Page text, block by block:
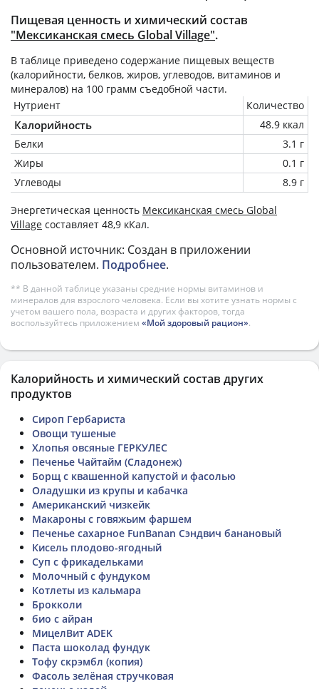
Пищевая ценность и химический состав
"Мексиканская смесь Global Village".
В таблице приведено содержание пищевых веществ
(калорийности, белков, жиров, углеводов, витаминов и
минералов) на 100 грамм съедобной части.
Нутриент
Количество
Калорийность
48.9 ккал
Белки
3.1 г
Жиры
0.1 г
Углеводы
8.9 г
Энергетическая ценность Мексиканская смесь Global
Village составляет 48,9 кКал.
Основной источник: Создан в приложении
пользователем. Подробнее.
** В данной таблице указаны средние нормы витаминов и
минералов для взрослого человека. Если вы хотите узнать нормы с
учетом вашего пола, возраста и других факторов, тогда
воспользуйтесь приложением «Мой здоровый рацион».
Калорийность и химический состав других
продуктов
Сироп Гербариста
Овощи тушеные
Хлопья овсяные ГЕРКУЛЕС
Печенье Чайтайм (Сладонеж)
Борщ с квашенной капустой и фасолью
Оладушки из крупы и кабачка
Американский чизкейк
Макароны с говяжьим фаршем
Печенье сахарное FunBanan Сэндвич банановый
Кисель плодово-ягодный
Суп с фрикадельками
Молочный с фундуком
Котлеты из кальмара
Брокколи
био с айран
МицелВит ADEK
Паста шоколад фундук
Тофу скрэмбл (копия)
Фасоль зелёная стручковая